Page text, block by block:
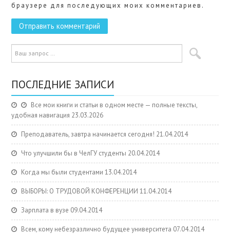
браузере для последующих моих комментариев.
ПОСЛЕДНИЕ ЗАПИСИ
Все мои книги и статьи в одном месте — полные тексты,
удобная навигация 23.03.2026
Преподаватель, завтра начинается сегодня! 21.04.2014
Что улучшили бы в ЧелГУ студенты 20.04.2014
Когда мы были студентами 13.04.2014
ВЫБОРЫ: О ТРУДОВОЙ КОНФЕРЕНЦИИ 11.04.2014
Зарплата в вузе 09.04.2014
Всем, кому небезразлично будущее университета 07.04.2014